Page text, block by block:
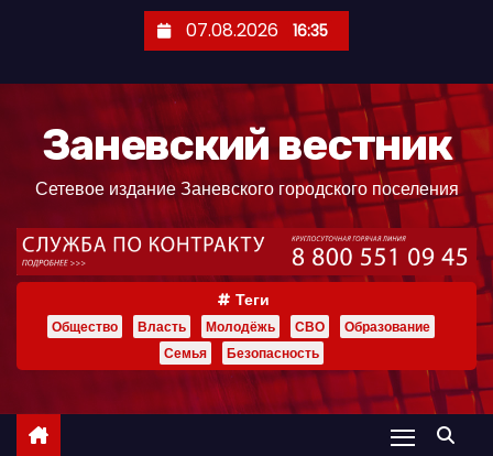
ж
07.08.2026 16:35
Заневский вестник
Сетевое издание Заневского городского поселения
Теги
Общество Власть Молодёжь СВО
Образование
Семья
Безопасность